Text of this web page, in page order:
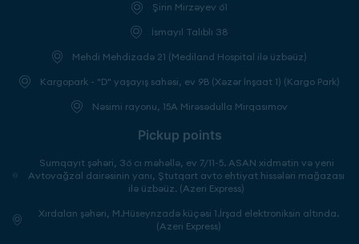
Şirin Mirzəyev 61
İsmayıl Talıblı 38
Mehdi Mehdizadə 21 (Mediland Hospital ilə üzbəüz)
Kargopark - "D" yaşayış sahəsi, ev 9B (Xəzər İnşaat 1) (Kargo Park)
Nəsimi rayonu, 15A Mirəsədulla Mirqasımov
Pickup points
Sumqayıt şəhəri, 36 cı məhəllə, ev 7/11-5. ASAN xidmətin və yeni
Avtovağzal dairəsinin yanı, Ştutqart avto ehtiyat hissələri mağazası
ilə üzbəüz. (Azeri Express)
Xırdalan şəhəri, M.Hüseynzadə küçəsi 1.İrşad elektroniksin altında.
(Azeri Express)